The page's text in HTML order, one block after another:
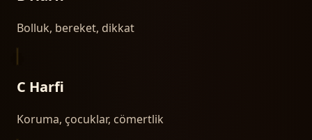
Bolluk, bereket, dikkat
C Harfi
Koruma, çocuklar, cömertlik